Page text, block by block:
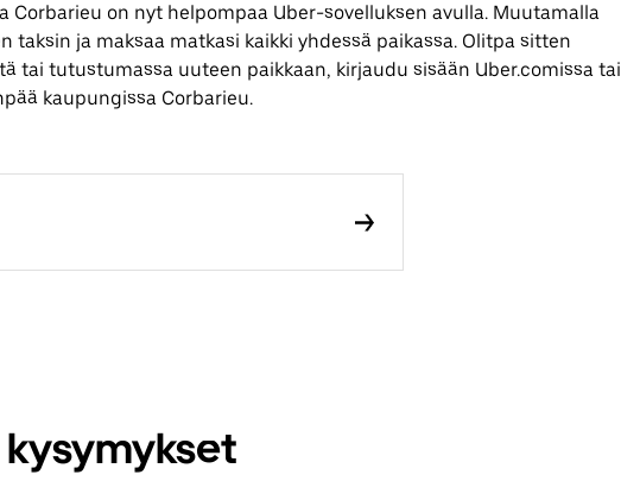
Corbarieu on nyt helpompaa Uber-sovelluksen avulla. Muutamalla
taksin ja maksaa matkasi kaikki yhdessä paikassa. Olitpa sitten
tai tutustumassa uuteen paikkaan, kirjaudu sisään Uber.comissa tai
kaupungissa Corbarieu.